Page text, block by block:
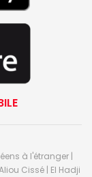
à l'étranger |
Cissé | El Hadji